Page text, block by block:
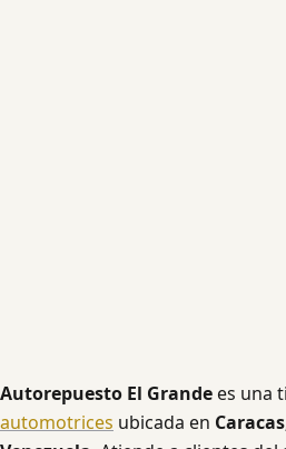
Autorepuesto El Grandees una
automotrices ubicada en